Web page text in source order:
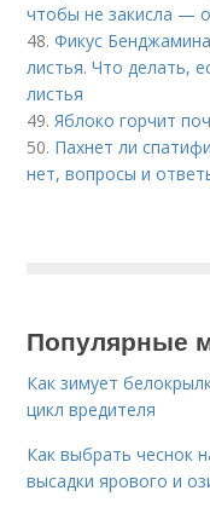
чтобы не закисла —
48.Фикус
листья. Что делать,
листья
49.Яблоко горчит
50. Пахнет ли
нет, вопросы и
Популярные
Как зимует
цикл вредителя
Как выбрать чеснок
высадки ярового и